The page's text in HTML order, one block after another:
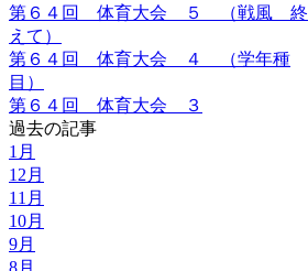
第６４回 体育大会 ５ （戦風 終
えて）
第６４回 体育大会 ４ （学年種
目）
第６４回 体育大会 ３
過去の記事
1月
12月
11月
10月
9月
8月